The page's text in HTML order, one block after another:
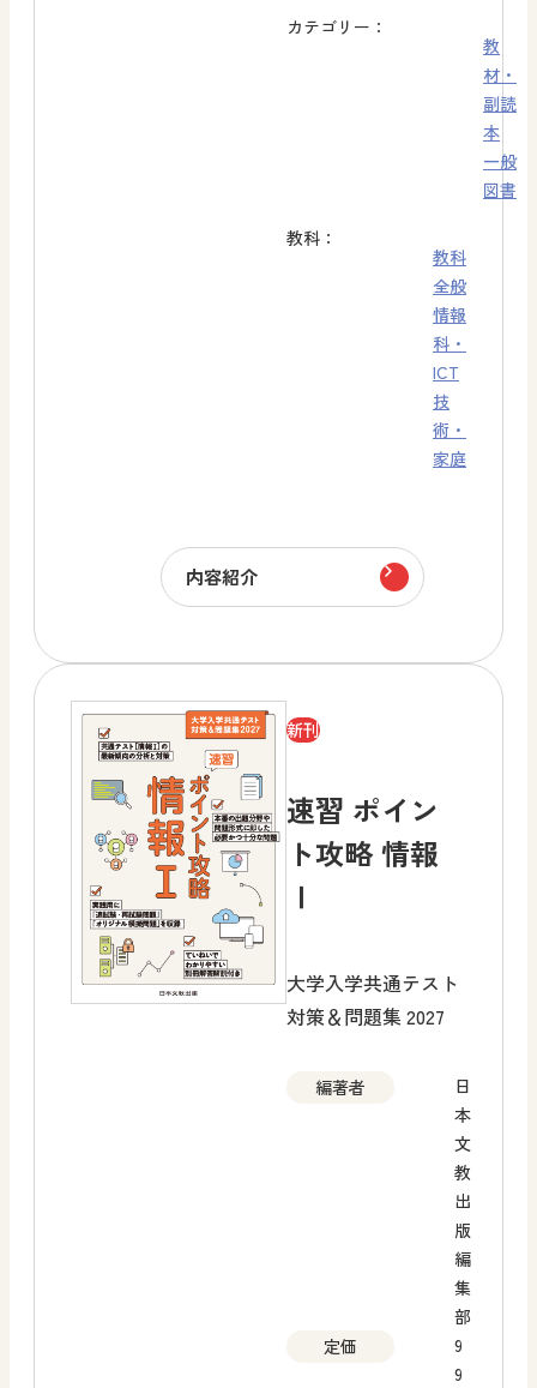
カテゴリー：
教
材・
副読
本
一般
図書
教科：
教科
全般
情報
科・
ICT
技
術・
家庭
内容紹介
新刊
速習 ポイン
ト攻略 情報
Ⅰ
大学入学共通テスト
対策＆問題集 2027
編著者
日
本
文
教
出
版
編
集
部
定価
9
9